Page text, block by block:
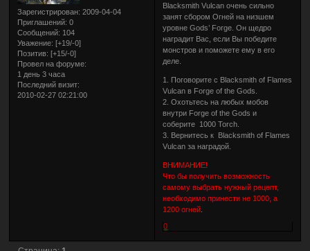
Зарегистрирован: 2009-04-04
Приглашений: 0
Сообщений: 104
Уважение: [+19/-0]
Позитив: [+15/-0]
Провел на форуме:
1 день 3 часа
Последний визит:
2010-02-27 02:21:00
Blacksmith Vulcan очень сильно
занят сбором Огней на низшем
уровне Gods’ Forge. Он щедро
наградит Вас, если Вы победите
монстров и поможете ему в его
деле.
1. Поговорите с Blacksmith of Flames
Vulcan в Forge of the Gods.
2. Охотьтесь на любых мобов
внутри Forge of the Gods и
соберите 1000 Torch.
3. Вернитесь к Blacksmith of Flames
Vulcan за наградой.
ВНИМАНИЕ!
Что бы получить возможность
самому выбрать нужный рецепт,
необходимо принести не 1000, а
1200 огней
0